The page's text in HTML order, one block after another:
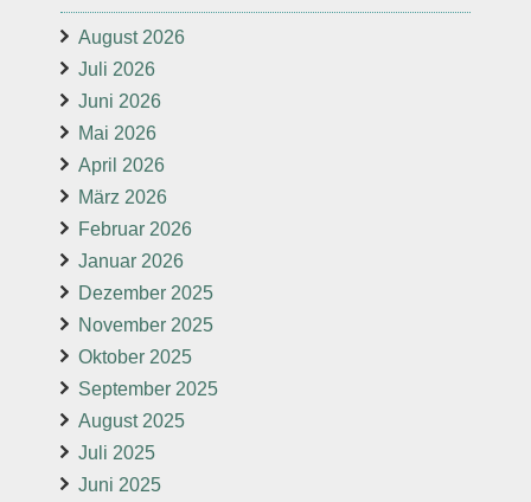
August 2026
Juli 2026
Juni 2026
Mai 2026
April 2026
März 2026
Februar 2026
Januar 2026
Dezember 2025
November 2025
Oktober 2025
September 2025
August 2025
Juli 2025
Juni 2025